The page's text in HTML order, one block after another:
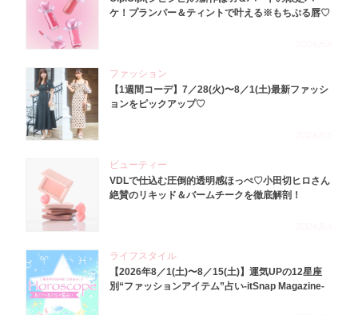
ケ！プランパー＆ティントで叶える※もちぷる唇♡
ファッション
【1週間コーデ】7／28(火)〜8／1(土)最新ファッシ
ョンをピックアップ♡
ビューティー
VDLで仕込む圧倒的透明感ほっぺ♡小田切ヒロさん
絶賛のリキッド＆バームチークを徹底解剖！
ライフスタイル
【2026年8／1(土)〜8／15(土)】運気UPの12星座
別“ファッションアイテム”占い-itSnap Magazine-